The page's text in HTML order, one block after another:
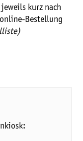
kurz nach
Bestellung